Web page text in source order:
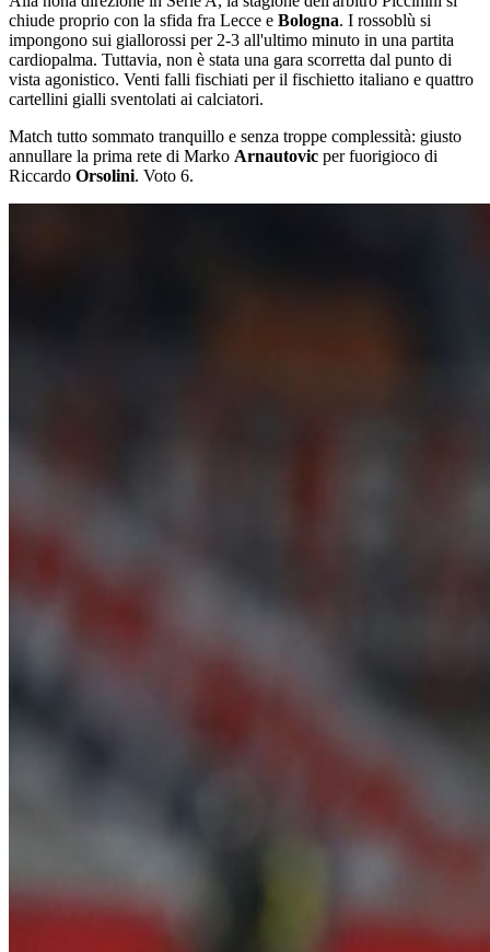
chiude proprio con la sfida fra Lecce e Bologna. I rossoblù si
impongono sui giallorossi per 2-3 all'ultimo minuto in una partita
cardiopalma. Tuttavia, non è stata una gara scorretta dal punto di
vista agonistico. Venti falli fischiati per il fischietto italiano e quattro
cartellini gialli sventolati ai calciatori.
Match tutto sommato tranquillo e senza troppe complessità: giusto
annullare la prima rete di Marko Arnautovic per fuorigioco di
Riccardo Orsolini. Voto 6.